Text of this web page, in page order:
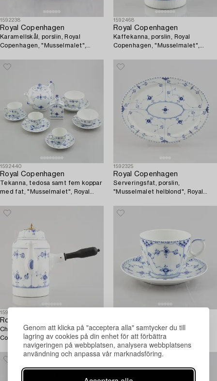
Genom att klicka på "acceptera alla" samtycker du till
lagring av cookies på din enhet för att förbättra
navigeringen på webbplatsen, analysera webbplatsens
användning och anpassa vår marknadsföring.
1592238
Royal Copenhagen
Karamellskål, porslin, Royal
Copenhagen, "Musselmalet",
1592468
Royal Copenhagen
Kaffekanna, porslin, Royal
Copenhagen, "Musselmalet",
1592440
Royal Copenhagen
Tekanna, tedosa samt fem koppar
med fat, "Musselmalet", Royal
senare.
1592325
Royal Copenhagen
Serveringsfat, porslin,
"Musselmalet helblond", Royal
1923.
1592381
Royal Copenhagen
Chokladkanna, porslin, Royal
Copenhagen, "Musselmalet",
modell 37, 1898-1923.
Tekopp med fat, porslin, Royal
Copenhagen, "Musselmalet
halvblond", modell 703, post 1923.